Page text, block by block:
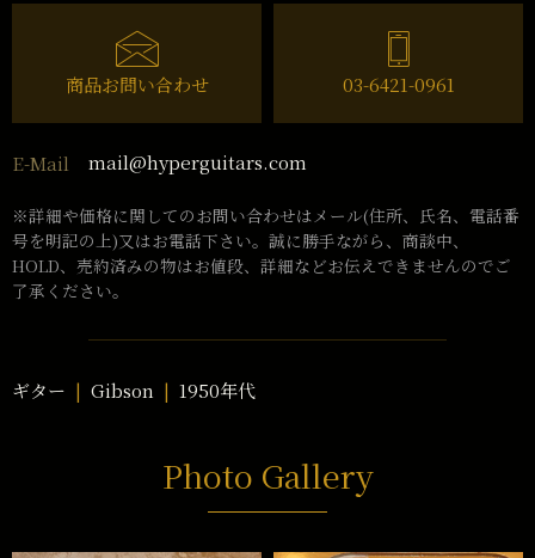
商品お問い合わせ 03-6421-0961
E-Mail mail@hyperguitars.com
※詳細や価格に関してのお問い合わせはメール(住所、氏名、電話番
号を明記の上)又はお電話下さい。誠に勝手ながら、商談中、
HOLD、売約済みの物はお値段、詳細などお伝えできませんのでご
了承ください。
ギター Gibson 1950年代
Photo Gallery